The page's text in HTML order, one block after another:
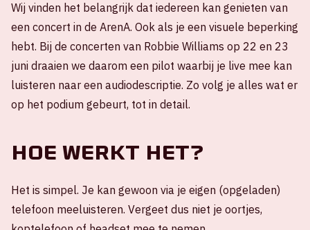
Wij vinden het belangrijk dat iedereen kan genieten van
een concert in de ArenA. Ook als je een visuele beperking
hebt. Bij de concerten van Robbie Williams op 22 en 23
juni draaien we daarom een pilot waarbij je live mee kan
luisteren naar een audiodescriptie. Zo volg je alles wat er
op het podium gebeurt, tot in detail.
Hoe werkt het?
Het is simpel. Je kan gewoon via je eigen (opgeladen)
telefoon meeluisteren. Vergeet dus niet je oortjes,